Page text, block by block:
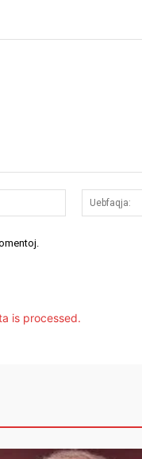
Email:*
is processed.